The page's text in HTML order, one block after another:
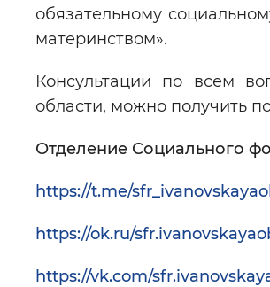
обязательному
материнством».
Консультации по всем
области, можно получить
Отделение Социального
https://t.me/
https://ok.ru/
https://vk.com/